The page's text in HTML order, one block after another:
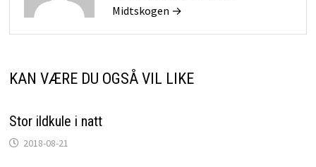
Midtskogen →
KAN VÆRE DU OGSÅ VIL LIKE
Stor ildkule i natt
2018-08-21